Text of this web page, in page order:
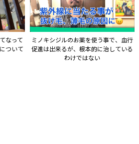
なって
ついて
ミノキシジルのお薬を使う事で、血行
促進は出来るが、根本的に治している
わけではない